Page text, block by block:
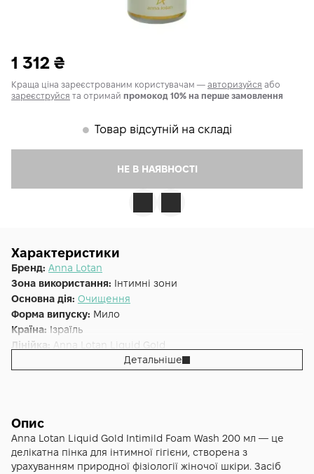
1 312 ₴
Краща ціна зареєстрованим користувачам — авторизуйся або
зареєструйся та отримай промокод 10% на перше замовлення
𒊹 Товар відсутній на складі
НЕ В НАЯВНОСТІ
Характеристики
Бренд: Anna Lotan
Зона використання: Інтимні зони
Основна дія: Очищення
Форма випуску: Мило
Країна: Ізраїль
Лінійка: Anna Lotan Liquid Gold
Пінка для інтимної гігієни Anna
Детальніше
Опис
Anna Lotan Liquid Gold Intimild Foam Wash 200 мл — це
делікатна пінка для інтимної гігієни, створена з
урахуванням природної фізіології жіночої шкіри. Засіб